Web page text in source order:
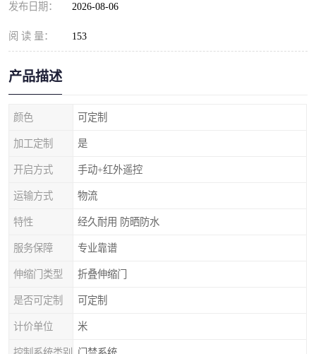
发布日期： 2026-08-06
阅 读 量： 153
产品描述
颜色 可定制
加工定制 是
开启方式 手动+红外遥控
运输方式 物流
特性 经久耐用 防晒防水
服务保障 专业靠谱
伸缩门类型 折叠伸缩门
是否可定制 可定制
计价单位 米